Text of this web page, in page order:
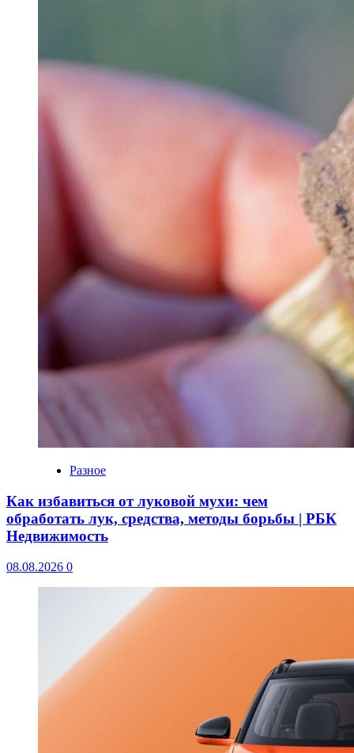
Разное
Как избавиться от луковой мухи: чем
обработать лук, средства, методы борьбы | РБК
Недвижимость
08.08.2026 0